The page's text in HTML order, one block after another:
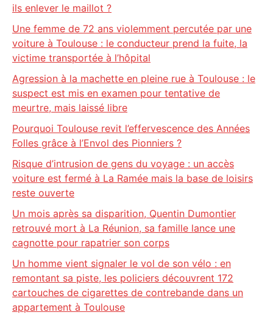
ils enlever le maillot ?
Une femme de 72 ans violemment percutée par une
voiture à Toulouse : le conducteur prend la fuite, la
victime transportée à l’hôpital
Agression à la machette en pleine rue à Toulouse : le
suspect est mis en examen pour tentative de
meurtre, mais laissé libre
Pourquoi Toulouse revit l’effervescence des Années
Folles grâce à l’Envol des Pionniers ?
Risque d’intrusion de gens du voyage : un accès
voiture est fermé à La Ramée mais la base de loisirs
reste ouverte
Un mois après sa disparition, Quentin Dumontier
retrouvé mort à La Réunion, sa famille lance une
cagnotte pour rapatrier son corps
Un homme vient signaler le vol de son vélo : en
remontant sa piste, les policiers découvrent 172
cartouches de cigarettes de contrebande dans un
appartement à Toulouse